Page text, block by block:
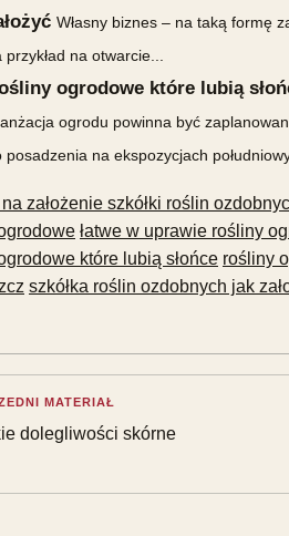
Własny biznes – na taką formę
przykład na otwarcie...
ogrodowe które lubią
ogrodu powinna być
posadzenia na ekspozycjach
założenie szkółki roślin
łatwe w uprawie rośliny
które lubią słońce rośliny
szkółka roślin ozdobnych jak
MATERIAŁ
dolegliwości skórne